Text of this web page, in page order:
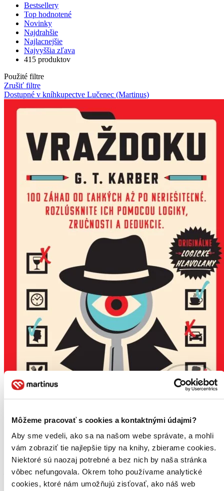
Môžeme pracovať s cookies a kontaktnými údajmi?
Aby sme vedeli, ako sa na našom webe správate, a mohli
vám zobraziť tie najlepšie tipy na knihy, zbierame cookies.
Niektoré sú naozaj potrebné a bez nich by naša stránka
vôbec nefungovala. Okrem toho používame analytické
cookies, ktoré nám umožňujú zisťovať, ako náš web
Bestsellery
Top hodnotené
Novinky
Najdrahšie
Najlacnejšie
Najvyššia zľava
415 produktov
Použité filtre
Zrušiť filtre
Dostupné v kníhkupectve Lučenec (Martinus)
G.T. Karber
1. diel sérieVraždoku
Martinusák odporúča5
Zbierka 100 originálnych logických hlavolamov – dokonalý dar pre